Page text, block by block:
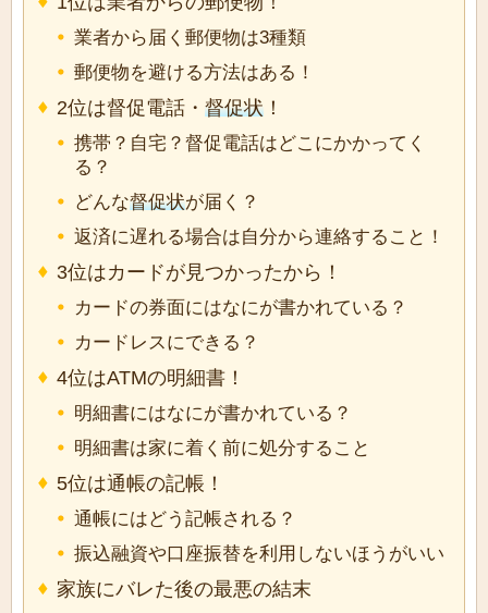
業者から届く郵便物は3種類
郵便物を避ける方法はある！
2位は督促電話・ 督促状 ！
携帯？自宅？督促電話はどこにかかってく
る？
どんな督促状が届く？
返済に遅れる場合は自分から連絡すること！
3位はカードが見つかったから！
カードの券面にはなにが書かれている？
カードレスにできる？
4位はATMの明細書！
明細書にはなにが書かれている？
明細書は家に着く前に処分すること
5位は通帳の記帳！
通帳にはどう記帳される？
振込融資や口座振替を利用しないほうがいい
家族にバレた後の最悪の結末